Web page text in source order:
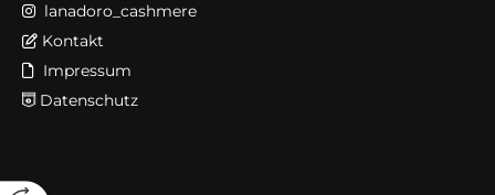
 lanadoro_cashmere
 Kontakt
 Impressum
 Datenschutz